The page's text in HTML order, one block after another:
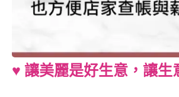
♥︎ 讓美麗是好生意，讓生